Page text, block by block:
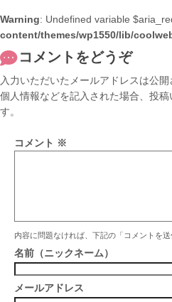
Warning: Undefined variable
content/themes/wp1550/lib/
コメントをどうぞ
入力いただいたメールアドレスは公開
個人情報などを記入された場合、投
す。
コメント ※
内容に問題なければ、下記の「コメントを
名前（ニックネーム）
メールアドレス